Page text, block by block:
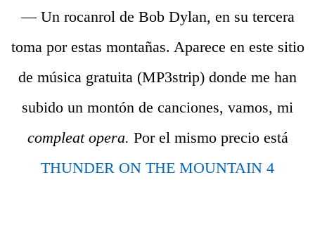
— Un rocanrol de Bob Dylan, en su tercera
toma por estas montañas. Aparece en este sitio
de música gratuita (MP3strip) donde me han
subido un montón de canciones, vamos, mi
compleat opera. Por el mismo precio está
THUNDER ON THE MOUNTAIN 4